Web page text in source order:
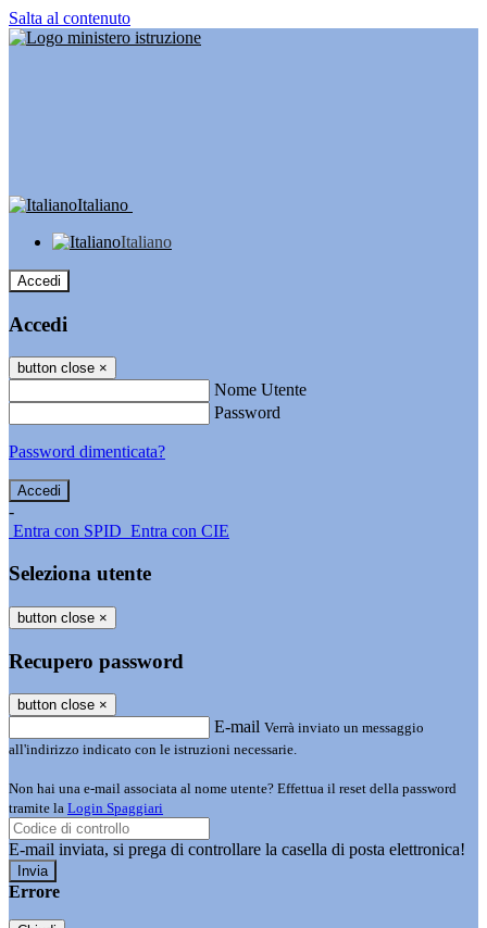
Salta al contenuto
Italiano
Italiano
Accedi
Accedi
button close ×
Nome Utente
Password
Password dimenticata?
-
Entra con SPID Entra con CIE
Seleziona utente
button close ×
Recupero password
button close ×
E-mail Verrà inviato un messaggio
all'indirizzo indicato con le istruzioni necessarie.
Non hai una e-mail associata al nome utente? Effettua il reset della password
tramite la Login Spaggiari
E-mail inviata, si prega di controllare la casella di posta elettronica!
Errore